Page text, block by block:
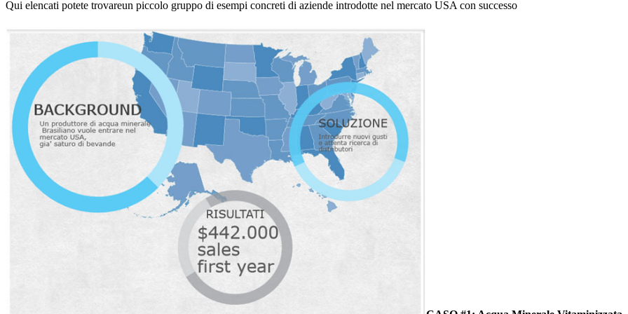
Qui elencati potete trovareun piccolo gruppo di esempi concreti di aziende introdotte nel mercato USA con successo